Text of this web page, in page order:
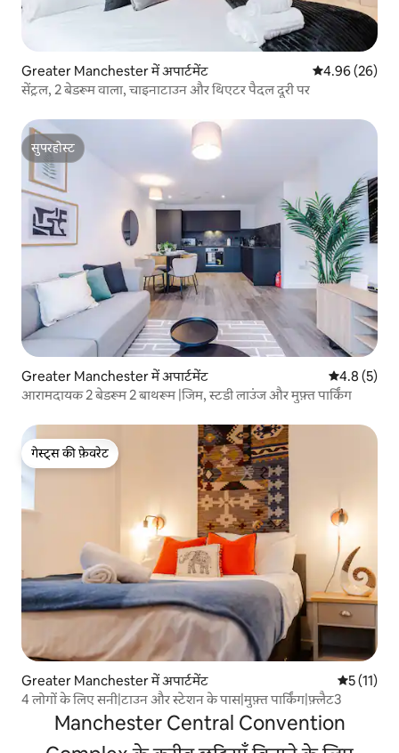
Greater Manchester में अपार्टमेंट औसत रेटिंग 5 में
4.96 (26)
सेंट्रल, 2 बेडरूम वाला, चाइनाटाउन और थिएटर पैदल दूरी पर
सुपरहोस्ट
सुपरहोस्ट
Greater Manchester में अपार्टमेंट औसत रेटिंग 5
4.8 (5)
आरामदायक 2 बेडरूम 2 बाथरूम |जिम, स्टडी लाउंज और मुफ़्त पार्किंग
गेस्ट्स की फ़ेवरेट
गेस्ट्स की फ़ेवरेट
Greater Manchester में अपार्टमेंट औसत रेटिंग
5 (11)
4 लोगों के लिए सनी|टाउन और स्टेशन के पास|मुफ़्त पार्किंग|फ़्लैट3
Manchester Central Convention